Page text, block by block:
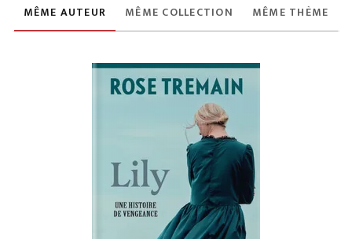
MÊME AUTEUR MÊME COLLECTION MÊME THÈME